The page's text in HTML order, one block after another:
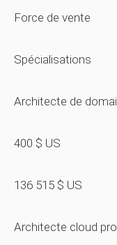
Force de vente
Spécialisations
Architecte de
400 $ US
136 515 $ US
Architecte cloud